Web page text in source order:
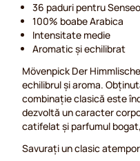
36 paduri pentru Senseo
100% boabe Arabica
Intensitate medie
Aromatic și echilibrat
Mövenpick Der
echilibrul și aroma.
combinație clasică este
dezvoltă un caracter
catifelat și parfumul
Savurați un clasic